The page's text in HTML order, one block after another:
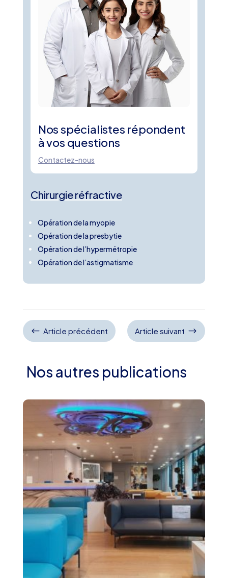
Nos spécialistes répondent
à vos questions
Contactez-nous
Chirurgie réfractive
Opération de la myopie
Opération de la presbytie
Opération de l’hypermétropie
Opération de l’astigmatisme
# Article précédent Article suivant $
Nos autres publications